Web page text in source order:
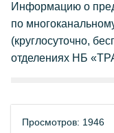
Информацию о
по
(круглосуточно,
отделениях НБ
Просмотров: 1946